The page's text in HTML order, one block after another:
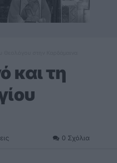
και τη
0 Σχόλια